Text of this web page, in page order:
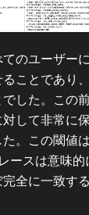
のユーザー
ことであり
した。この
して非常に
。この閾値
ースは意味的
全に一致す